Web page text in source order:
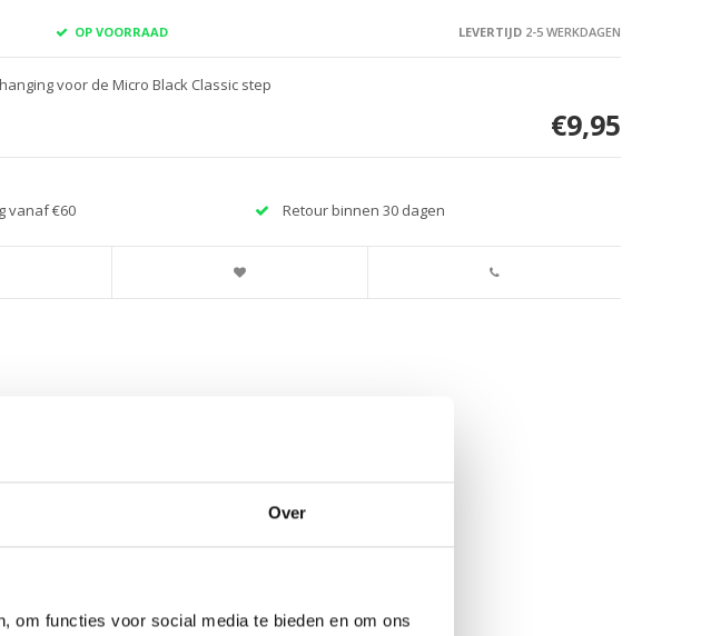
Over
om functies voor social media te bieden en om ons
OP VOORRAAD LEVERTIJD2-5 WERKDAGEN
voor de Micro Black Classic step
€9,95
vanaf €60 Retour binnen 30 dagen